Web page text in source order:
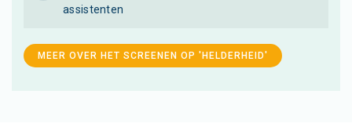
assistenten
MEER OVER HET SCREENEN OP 'HELDERHEID'